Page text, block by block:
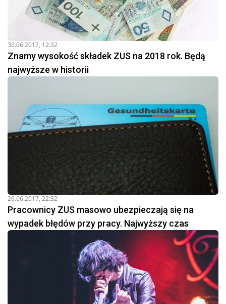
30.06.2017, 12:32
Znamy wysokość składek ZUS na 2018 rok. Będą
najwyższe w historii
26.06.2017, 22:32
Pracownicy ZUS masowo ubezpieczają się na
wypadek błędów przy pracy. Najwyższy czas